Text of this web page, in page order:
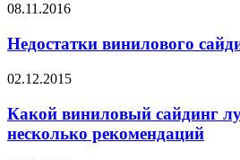
08.11.2016
Недостатки винилового
02.12.2015
Какой виниловый сайдинг
несколько рекомендаций